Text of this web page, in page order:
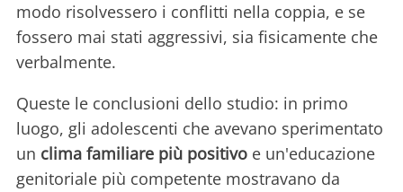
modo risolvessero i conflitti nella coppia, e se
fossero mai stati aggressivi, sia fisicamente che
verbalmente.
Queste le conclusioni dello studio: in primo
luogo, gli adolescenti che avevano sperimentato
un clima familiare più positivo e un'educazione
genitoriale più competente mostravano da